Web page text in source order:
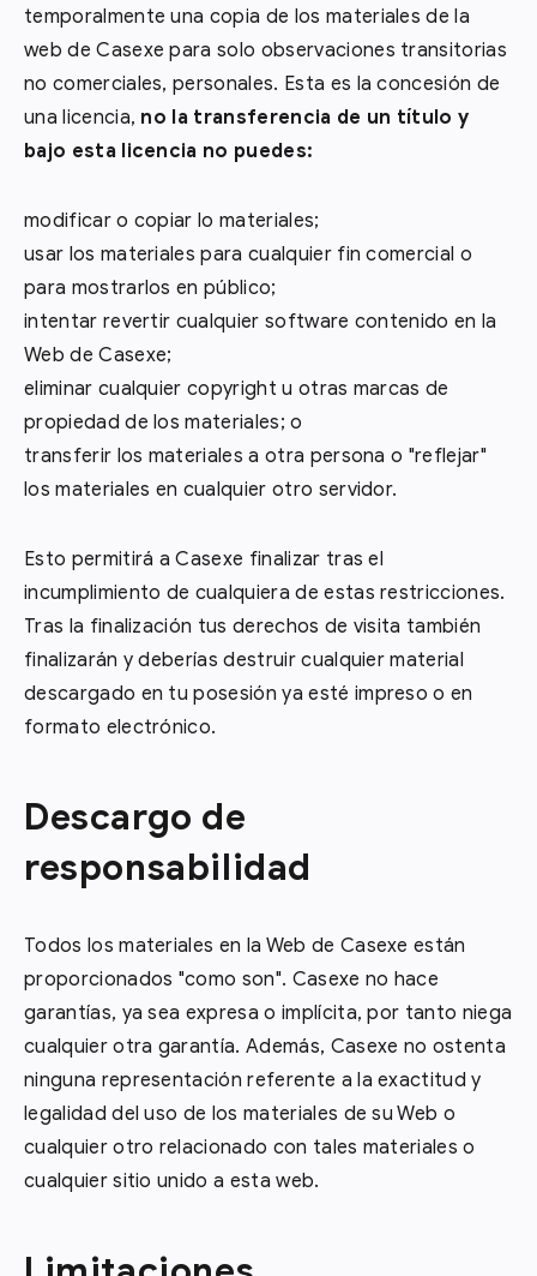
temporalmente una copia de los materiales de la
web de Casexe para solo observaciones transitorias
no comerciales, personales. Esta es la concesión de
una licencia, no la transferencia de un título y
bajo esta licencia no puedes:
modificar o copiar lo materiales;
usar los materiales para cualquier fin comercial o
para mostrarlos en público;
intentar revertir cualquier software contenido en la
Web de Casexe;
eliminar cualquier copyright u otras marcas de
propiedad de los materiales; o
transferir los materiales a otra persona o "reflejar"
los materiales en cualquier otro servidor.
Esto permitirá a Casexe finalizar tras el
incumplimiento de cualquiera de estas restricciones.
Tras la finalización tus derechos de visita también
finalizarán y deberías destruir cualquier material
descargado en tu posesión ya esté impreso o en
formato electrónico.
Descargo de
responsabilidad
Todos los materiales en la Web de Casexe están
proporcionados "como son". Casexe no hace
garantías, ya sea expresa o implícita, por tanto niega
cualquier otra garantía. Además, Casexe no ostenta
ninguna representación referente a la exactitud y
legalidad del uso de los materiales de su Web o
cualquier otro relacionado con tales materiales o
cualquier sitio unido a esta web.